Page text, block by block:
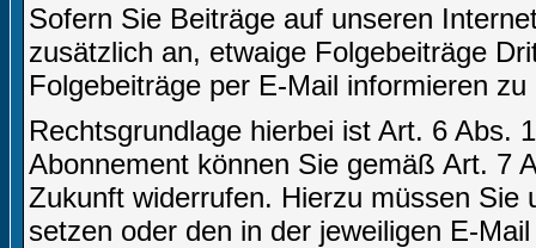
Sofern Sie Beiträge auf unseren
zusätzlich an, etwaige Folgebeiträge
Folgebeiträge per E-Mail informieren
Rechtsgrundlage hierbei ist Art. 6 Abs.
Abonnement können Sie gemäß Art. 7
Zukunft widerrufen. Hierzu müssen Sie
setzen oder den in der jeweiligen E-